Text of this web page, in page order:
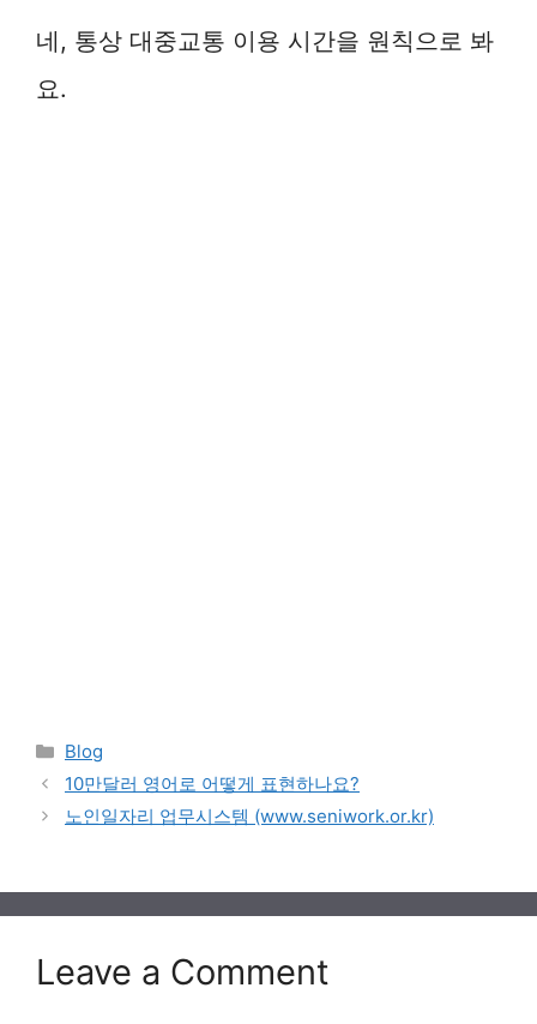
네, 통상 대중교통 이용 시간을 원칙으로 봐
요.
Categories
Blog
10만달러 영어로 어떻게 표현하나요?
노인일자리 업무시스템 (www.seniwork.or.kr)
Leave a Comment